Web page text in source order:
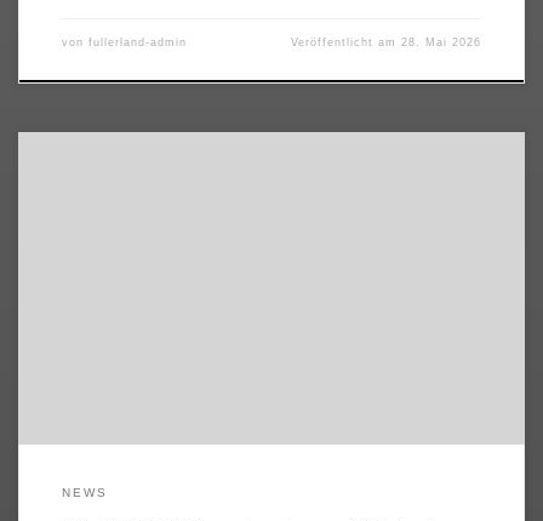
von fullerland-admin Veröffentlicht am28. Mai 2026
NEWS